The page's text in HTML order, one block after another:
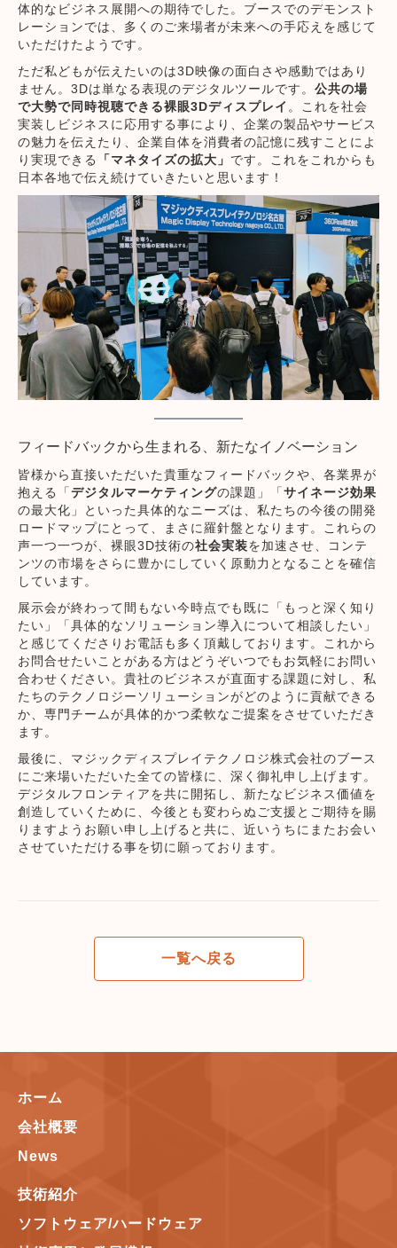
体的なビジネス展開への期待でした。ブースでのデモンスト
レーションでは、多くのご来場者が未来への手応えを感じて
いただけたようです。
ただ私どもが伝えたいのは3D映像の面白さや感動ではあり
ません。3Dは単なる表現のデジタルツールです。 公共の場
で大勢で同時視聴できる裸眼3Dディスプレイ 。これを社会
実装しビジネスに応用する事により、企業の製品やサービス
の魅力を伝えたり、企業自体を消費者の記憶に残すことによ
り実現できる
「マネタイズの拡大」 です。これをこれからも
日本各地で伝え続けていきたいと思います！
フィードバックから生まれる、新たなイノベーション
皆様から直接いただいた貴重なフィードバックや、各業界が
抱える「デジタルマーケティングの課題」「サイネージ効果
の最大化」といった具体的なニーズは、私たちの今後の開発
ロードマップにとって、まさに羅針盤となります。これらの
声一つ一つが、裸眼3D技術の社会実装を加速させ、コンテ
ンツの市場をさらに豊かにしていく原動力となることを確信
しています。
展示会が終わって間もない今時点でも既に「もっと深く知り
たい」「具体的なソリューション導入について相談したい」
と感じてくださりお電話も多く頂戴しております。これから
お問合せたいことがある方はどうぞいつでもお気軽にお問い
合わせください。貴社のビジネスが直面する課題に対し、私
たちのテクノロジーソリューションがどのように貢献できる
か、専門チームが具体的かつ柔軟なご提案をさせていただき
ます。
最後に、マジックディスプレイテクノロジ株式会社のブース
にご来場いただいた全ての皆様に、深く御礼申し上げます。
デジタルフロンティアを共に開拓し、新たなビジネス価値を
創造していくために、今後とも変わらぬご支援とご期待を賜
りますようお願い申し上げると共に、近いうちにまたお会い
させていただける事を切に願っております。
一覧へ戻る
ホーム
会社概要
News
技術紹介
ソフトウェア/ハードウェア